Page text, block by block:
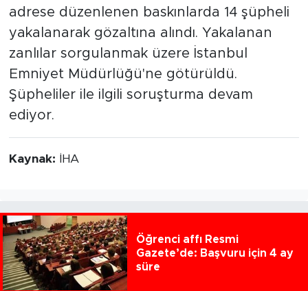
adrese düzenlenen baskınlarda 14 şüpheli
yakalanarak gözaltına alındı. Yakalanan
zanlılar sorgulanmak üzere İstanbul
Emniyet Müdürlüğü'ne götürüldü.
Şüpheliler ile ilgili soruşturma devam
ediyor.
Kaynak: İHA
Öğrenci affı Resmi
Gazete’de: Başvuru için 4 ay
süre